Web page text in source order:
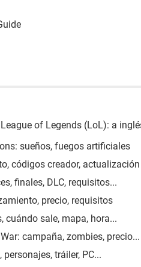
of Legends (LoL): a
sueños, fuegos artificiales
códigos creador, actualización
finales, DLC, requisitos...
precio, requisitos
cuándo sale, mapa, hora...
campaña, zombies, precio...
tráiler, PC...